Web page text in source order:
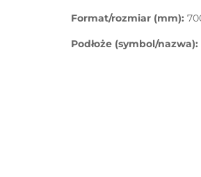
Format/rozmiar (mm):
Podłoże (symbol/nazwa):